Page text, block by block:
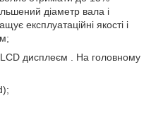
діаметр вала і
експлуатаційні якості і
дисплеєм . На головному